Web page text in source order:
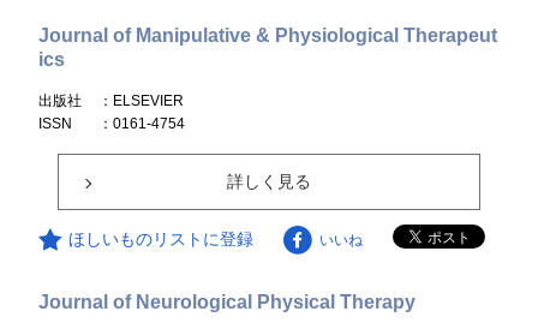
Journal of Manipulative & Physiological Therapeut
ics
出版社
：ELSEVIER
ISSN
：0161-4754
詳しく見る
ほしいものリストに登録 いいね
Journal of Neurological Physical Therapy